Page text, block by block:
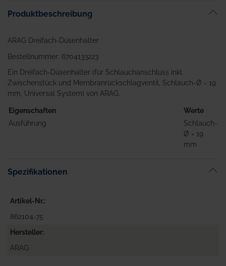
Produktbeschreibung
ARAG Dreifach-Düsenhalter
Bestellnummer: 6704133223
Ein Dreifach-Düsenhalter (für Schlauchanschluss inkl.
Zwischenstück und Membranrückschlagventil, Schlauch-Ø = 19
mm, Universal System) von ARAG.
Eigenschaften
Werte
Ausführung
Schlauch-
Ø = 19
mm
Spezifikationen
Artikel-Nr.
862104-75
Hersteller
ARAG